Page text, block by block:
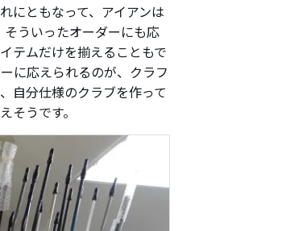
にともなって、アイアンは
ういったオーダーにも応
テムだけを揃えることもで
に応えられるのが、クラフ
自分仕様のクラブを作って
そうです。